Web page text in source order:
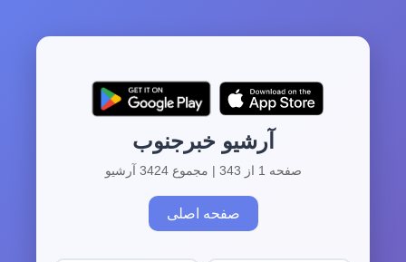
آرشیو خبرجنوب
صفحه 1 از 343 | مجموع 3424 آرشیو
صفحه اصلی